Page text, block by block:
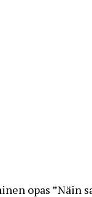
opas ”Näin